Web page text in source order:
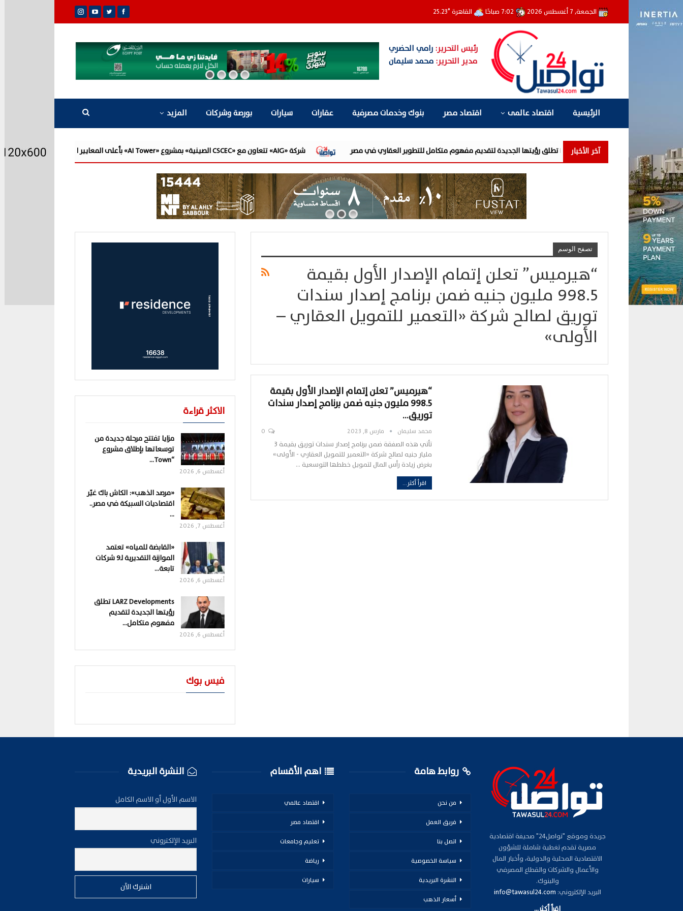
الجمعة, 7 أغسطس 2026 القاهرة°
25.23
رئيس التحرير:رامي الحضري
مدير التحرير: محمد سليمان
الرئيسية اقتصاد عالمى اقتصاد مصر بنوك وخدمات مصرفية عقارات سيارات بورصة وشركات المزيد
آخر الأخبارLARZ Developments تطلق رؤيتها الجديدة لتقديم مفهوم متكامل للتطوير العقاري في مصر شركة «AIG» تتعاون مع «CSCEC الصينية» بمشروع «AI Tower» بأعلى المعايير العالمية «القابضة للمياه» تعتمد
تصفح الوسم
“هيرميس” تعلن إتمام الإصدار الأول بقيمة
998.5 مليون جنيه ضمن برنامج إصدار سندات
توريق لصالح شركة «التعمير للتمويل العقاري –
الأولى»
“هيرميس” تعلن إتمام الإصدار الأول بقيمة
998.5 مليون جنيه ضمن برنامج إصدار سندات
توريق…
محمد سليمان مارس 8, 2023
تأتي هذه الصفقة ضمن برنامج إصدار سندات توريق بقيمة 3
مليار جنيه لصالح شركة «التعمير للتمويل العقاري - الأولى»
بغرض زيادة رأس المال لتمويل خططها التوسعية …
اقرأ أكثر...
الاكثر قراءة
مزايا تفتتح مرحلة جديدة من
توسعاتها بإطلاق مشروع
“Town…
أغسطس 6, 2026
«مرصد الذهب»: الكاش باك غيّر
اقتصاديات السبيكة في مصر..
…
أغسطس 7, 2026
«القابضة للمياه» تعتمد
الموازنة التقديرية لـ9 شركات
تابعة…
أغسطس 6, 2026
LARZ Developments تطلق
رؤيتها الجديدة لتقديم
مفهوم متكامل…
أغسطس 6, 2026
فيس بوك
جريدة وموقع "تواصل24" صحيفة اقتصادية
مصرية تقدم تغطية شاملة للشؤون
الاقتصادية المحلية والدولية، وأخبار المال
والأعمال والشركات والقطاع المصرفي
والبنوك.
البريد الإلكتروني: info@tawasul24.com
روابط هامة
من نحن
فريق العمل
اتصل بنا
سياسة الخصوصية
النشرة البريدية
أسعار الذهب
اهم الأقسام
اقتصاد عالمي
اقتصاد مصر
تعليم وجامعات
رياضة
سيارات
النشرة البريدية
الاسم الأول أو الاسم الكامل
البريد الإلكتروني